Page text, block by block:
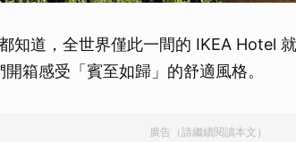
知道，全世界僅此一間的 IKEA Hotel
開箱感受「賓至如歸」的舒適風格。
廣告（請繼續閱讀本文）